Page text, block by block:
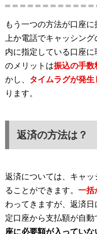
もう一つの方法が口座
上か電話でキャッシン
内に指定している口座
のメリットは振込の手数
かし、 タイムラグが発生
ります。
返済の方法は？
返済については、キャ
ることができます。 一括
わってきますが、返済
定口座から支払額が自動
座に必要額が入ってい